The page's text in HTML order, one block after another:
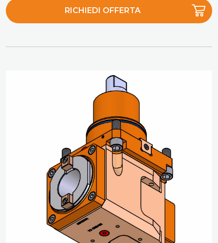
RICHIEDI OFFERTA